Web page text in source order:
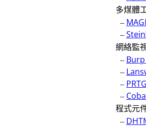
多煤體
–
–
網絡監
–
–
– PRTG
–
程式元
–